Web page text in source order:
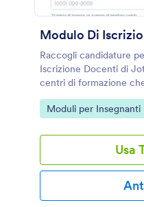
Modulo Di
Raccogli candidature
Iscrizione Docenti di
centri di formazione
raccolta dati e gestire
unico flusso.
Go to Category:
Moduli per Insegnanti
Usa